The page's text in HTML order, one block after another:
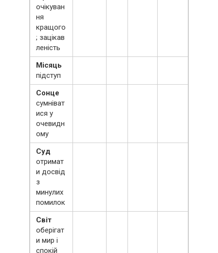
очікуван
ня
кращого
; зацікав
леність
Місяць
підступ
Сонце
сумніват
ися у
очевидн
ому
Суд
отримат
и досвід
з
минулих
помилок
Світ
оберігат
и мир і
спокій